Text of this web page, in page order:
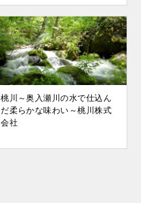
桃川～奥入瀬川の水で仕込ん
だ柔らかな味わい～桃川株式
会社